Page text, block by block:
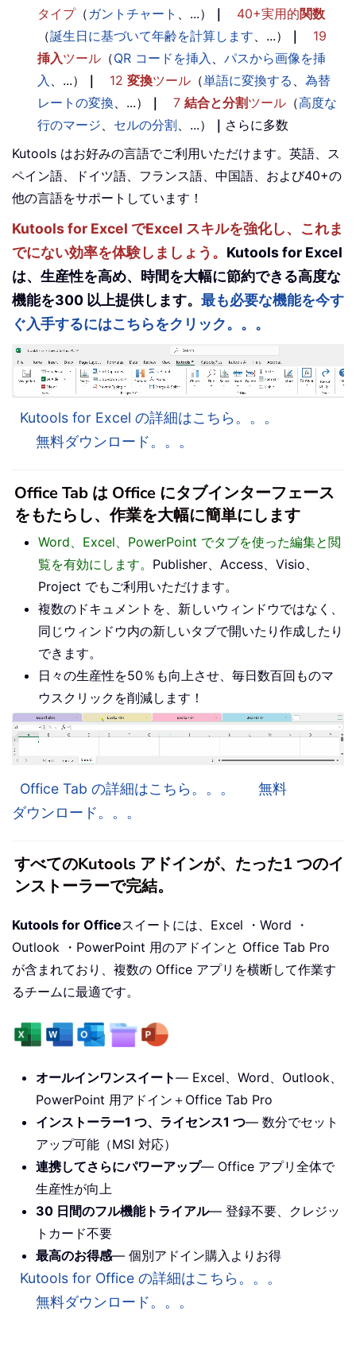
タイプ（ ガントチャート 、...） ｜ 40+実用的関数
（誕生日に基づいて年齢を計算します 、...） ｜
19
挿入ツール （QR コードを挿入
パスから画像を挿
入
、...） ｜ 12 変換ツール （単語に変換する
為替
レートの変換 、...） ｜ 7 結合と分割ツール （高度な
行のマージ
セルの分割 、...） ｜ さらに多数
Kutools はお好みの言語でご利用いただけます。英語、ス
ペイン語、ドイツ語、フランス語、中国語、および40+の
他の言語をサポートしています！
Kutools for Excel でExcel スキルを強化し、これま
でにない効率を体験しましょう。 Kutools for Excel
は、生産性を高め、時間を大幅に節約できる高度な
機能を300 以上提供します。 最も必要な機能を今す
ぐ入手するにはこちらをクリック。。。
Kutools for Excel の詳細はこちら。。。
無料ダウンロード。。。
Office Tab は Office にタブインターフェース
をもたらし、作業を大幅に簡単にします
Word、Excel、PowerPoint でタブを使った編集と閲
覧を有効にします。 Publisher、Access、Visio、
Project でもご利用いただけます。
複数のドキュメントを、新しいウィンドウではなく、
同じウィンドウ内の新しいタブで開いたり作成したり
できます。
日々の生産性を50％も向上させ、毎日数百回ものマ
ウスクリックを削減します！
Office Tab の詳細はこちら。。。
無料
ダウンロード。。。
すべてのKutools アドインが、たった1 つのイ
ンストーラーで完結。
Kutools for Officeスイートには、Excel ・Word ・
Outlook ・PowerPoint 用のアドインと Office Tab Pro
が含まれており、複数の Office アプリを横断して作業す
るチームに最適です。
オールインワンスイート— Excel、Word、Outlook、
PowerPoint 用アドイン＋Office Tab Pro
インストーラー1 つ、ライセンス1 つ— 数分でセット
アップ可能（MSI 対応）
連携してさらにパワーアップ— Office アプリ全体で
生産性が向上
30 日間のフル機能トライアル— 登録不要、クレジッ
トカード不要
最高のお得感— 個別アドイン購入よりお得
Kutools for Office の詳細はこちら。。。
無料ダウンロード。。。